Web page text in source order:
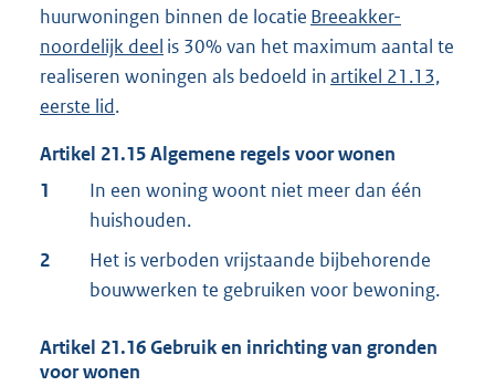
huurwoningen binnen de locatie Breeakker-
noordelijk deel is 30% van het maximum aantal te
realiseren woningen als bedoeld inartikel 21.13,
eerste lid.
Artikel 21.15Algemene regels voor wonen
1
In een woning woont niet meer dan één
huishouden.
2
Het is verboden vrijstaande bijbehorende
bouwwerken te gebruiken voor bewoning.
Artikel 21.16Gebruik en inrichting van gronden
voor wonen